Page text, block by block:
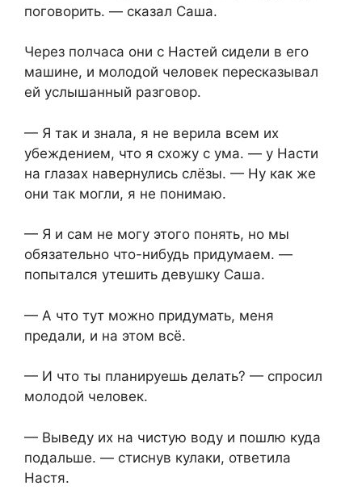
поговорить. — сказал Саша.
Через полчаса они с Настей сидели в его
машине, и молодой человек пересказывал
ей услышанный разговор.
— Я так и знала, я не верила всем их
убеждением, что я схожу с ума. — у Насти
на глазах навернулись слёзы. — Ну как же
они так могли, я не понимаю.
— Я и сам не могу этого понять, но мы
обязательно что-нибудь придумаем. —
попытался утешить девушку Саша.
— А что тут можно придумать, меня
предали, и на этом всё.
— И что ты планируешь делать? — спросил
молодой человек.
— Выведу их на чистую воду и пошлю куда
подальше. — стиснув кулаки, ответила
Настя.